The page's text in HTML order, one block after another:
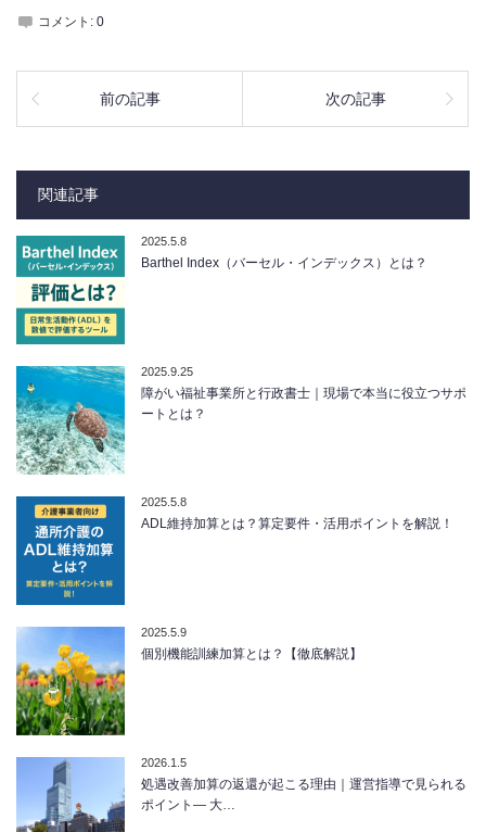
コメント: 0
前の記事 次の記事
関連記事
2025.5.8
Barthel Index（バーセル・インデックス）とは？
2025.9.25
障がい福祉事業所と行政書士｜現場で本当に役立つサポ
ートとは？
2025.5.8
ADL維持加算とは？算定要件・活用ポイントを解説！
2025.5.9
個別機能訓練加算とは？【徹底解説】
2026.1.5
処遇改善加算の返還が起こる理由｜運営指導で見られる
ポイント― 大…